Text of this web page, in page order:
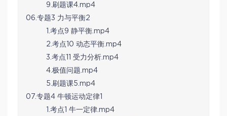
9.刷题课4.mp4
06.专题3 力与平衡2
1.考点9 静平衡.mp4
2.考点10 动态平衡.mp4
3.考点11 受力分析.mp4
4.极值问题.mp4
5.刷题课5.mp4
07.专题4 牛顿运动定律1
1.考点1 牛一定律.mp4